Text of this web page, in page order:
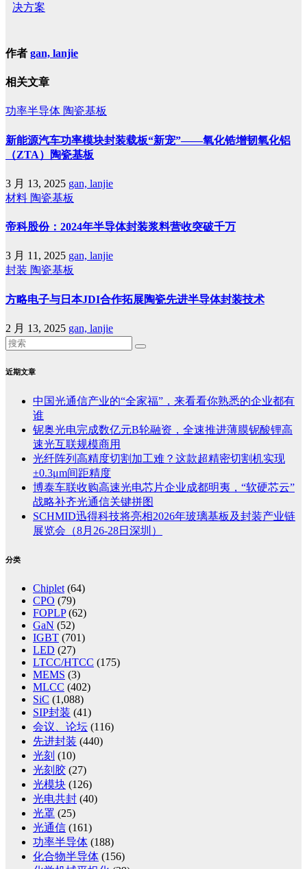
决方案
作者 gan, lanjie
相关文章
功率半导体 陶瓷基板
新能源汽车功率模块封装载板“新宠”——氧化锆增韧氧化铝
（ZTA）陶瓷基板
3 月 13, 2025 gan, lanjie
材料 陶瓷基板
帝科股份：2024年半导体封装浆料营收突破千万
3 月 11, 2025 gan, lanjie
封装 陶瓷基板
方略电子与日本JDI合作拓展陶瓷先进半导体封装技术
2 月 13, 2025 gan, lanjie
近期文章
中国光通信产业的“全家福”，来看看你熟悉的企业都有
谁
铌奥光电完成数亿元B轮融资，全速推进薄膜铌酸锂高
速光互联规模商用
光纤阵列高精度切割加工难？这款超精密切割机实现
±0.3μm间距精度
博泰车联收购高速光电芯片企业成都明夷，“软硬芯云”
战略补齐光通信关键拼图
SCHMID迅得科技将亮相2026年玻璃基板及封装产业链
展览会（8月26-28日深圳）
分类
Chiplet (64)
CPO (79)
FOPLP(62)
GaN (52)
IGBT (701)
LED (27)
LTCC/HTCC (175)
MEMS (3)
MLCC (402)
SiC (1,088)
SIP封装 (41)
会议、论坛 (116)
先进封装 (440)
光刻 (10)
光刻胶 (27)
光模块 (126)
光电共封 (40)
光罩 (25)
光通信 (161)
功率半导体 (188)
化合物半导体 (156)